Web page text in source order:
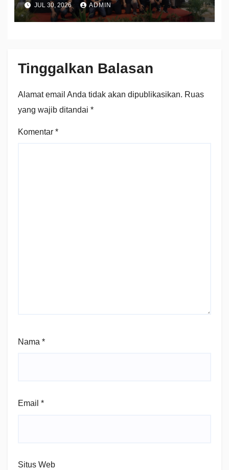
Kerakyatan
JUL 30, 2026 ADMIN
Tinggalkan Balasan
Alamat email Anda tidak akan dipublikasikan. Ruas
yang wajib ditandai *
Komentar *
Nama *
Email *
Situs Web